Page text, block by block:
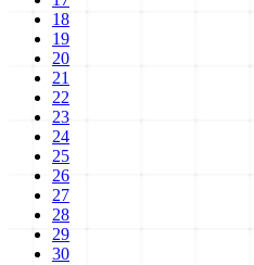
18
19
20
21
22
23
24
25
26
27
28
29
30